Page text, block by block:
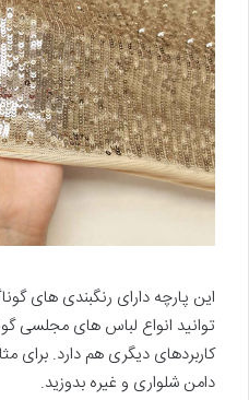
این پارچه دارای رنگبندی های
توانید انواع لباس های مجلسی
کاربردهای دیگری هم دارد. برای
دامن شلواری و غیره بدوزید.